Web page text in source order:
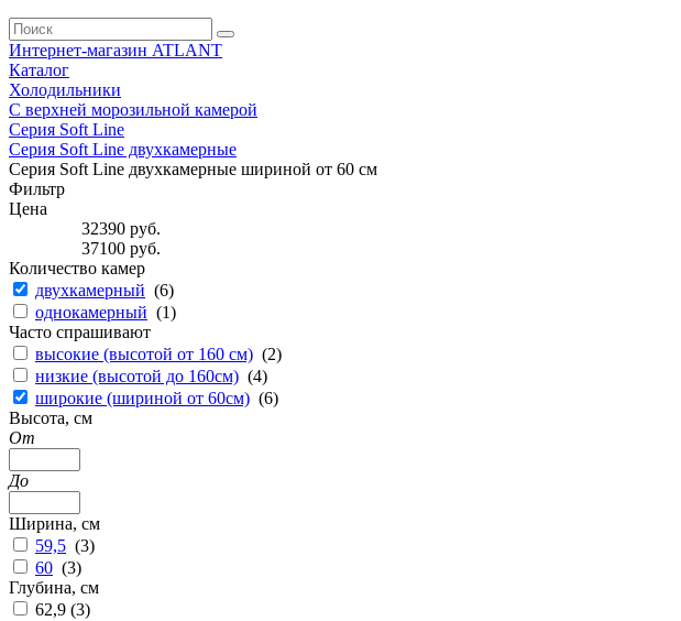
Интернет-магазин ATLANT
Каталог
Холодильники
С верхней морозильной камерой
Серия Soft Line
Серия Soft Line двухкамерные
Серия Soft Line двухкамерные шириной от 60 см
Фильтр
Цена
32390 руб.
37100 руб.
Количество камер
двухкамерный (6)
однокамерный (1)
Часто спрашивают
высокие (высотой от 160 см) (2)
низкие (высотой до 160см) (4)
широкие (шириной от 60см) (6)
Высота, см
От
До
Ширина, см
59,5 (3)
60 (3)
Глубина, см
62,9 (3)